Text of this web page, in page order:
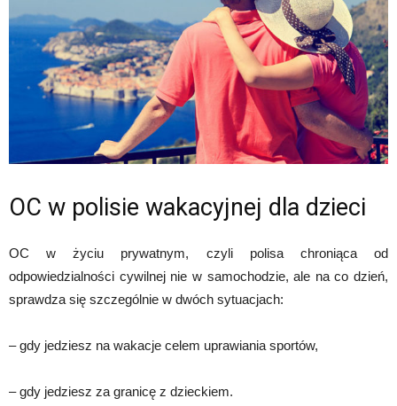
OC w polisie wakacyjnej dla dzieci
OC w życiu prywatnym, czyli polisa chroniąca od
odpowiedzialności cywilnej nie w samochodzie, ale na co dzień,
sprawdza się szczególnie w dwóch sytuacjach:
– gdy jedziesz na wakacje celem uprawiania sportów,
– gdy jedziesz za granicę z dzieckiem.